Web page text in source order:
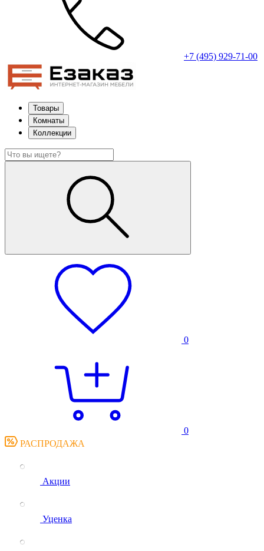
+7 (495) 929-71-00
Товары
Комнаты
Коллекции
0
0
РАСПРОДАЖА
Акции
Уценка